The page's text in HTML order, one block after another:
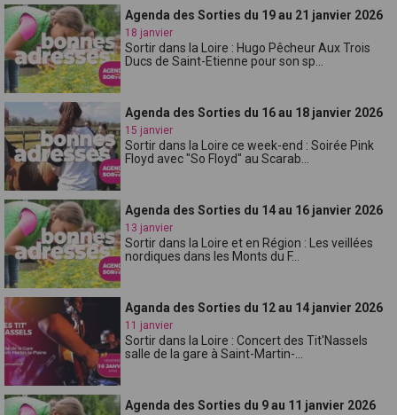
Agenda des Sorties du 19 au 21 janvier 2026
18 janvier
Sortir dans la Loire : Hugo Pêcheur Aux Trois
Ducs de Saint-Etienne pour son sp...
Agenda des Sorties du 16 au 18 janvier 2026
15 janvier
Sortir dans la Loire ce week-end : Soirée Pink
Floyd avec "So Floyd" au Scarab...
Agenda des Sorties du 14 au 16 janvier 2026
13 janvier
Sortir dans la Loire et en Région : Les veillées
nordiques dans les Monts du F...
Aganda des Sorties du 12 au 14 janvier 2026
11 janvier
Sortir dans la Loire : Concert des Tit'Nassels
salle de la gare à Saint-Martin-...
Agenda des Sorties du 9 au 11 janvier 2026